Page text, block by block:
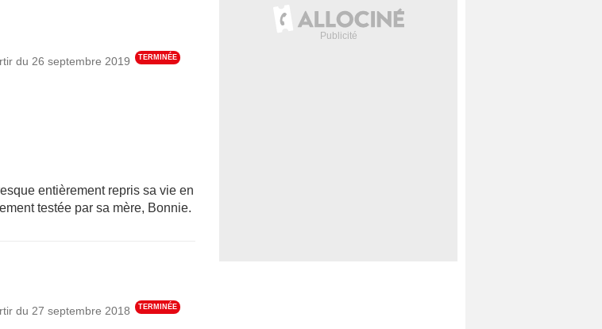
du 26 septembre 2019 TERMINÉE
entièrement repris sa vie en
testée par sa mère, Bonnie.
du 27 septembre 2018 TERMINÉE